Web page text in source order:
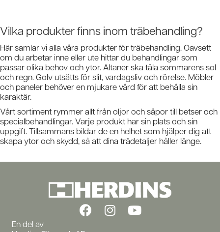
Vilka produkter finns inom träbehandling?
Här samlar vi alla våra produkter för träbehandling. Oavsett
om du arbetar inne eller ute hittar du behandlingar som
passar olika behov och ytor. Altaner ska tåla sommarens sol
och regn. Golv utsätts för slit, vardagsliv och rörelse. Möbler
och paneler behöver en mjukare vård för att behålla sin
karaktär.
Vårt sortiment rymmer allt från oljor och såpor till betser och
specialbehandlingar. Varje produkt har sin plats och sin
uppgift. Tillsammans bildar de en helhet som hjälper dig att
skapa ytor och skydd, så att dina trädetaljer håller länge.
En del av